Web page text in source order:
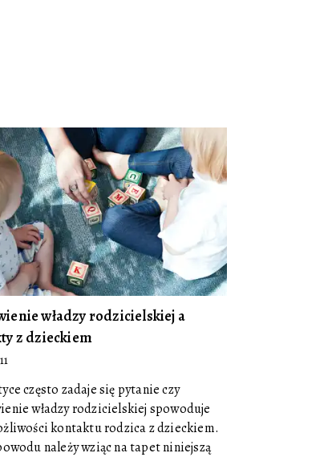
władzy rodzicielskiej a
z dzieckiem
często zadaje się pytanie czy
władzy rodzicielskiej spowoduje
kontaktu rodzica z dzieckiem.
należy wziąc na tapet niniejszą